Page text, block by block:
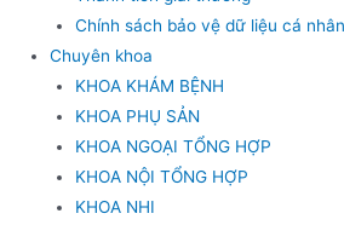
Chính sách bảo vệ dữ liệu cá nhân
Chuyên khoa
KHOA KHÁM BỆNH
KHOA PHỤ SẢN
KHOA NGOẠI TỔNG HỢP
KHOA NỘI TỔNG HỢP
KHOA NHI